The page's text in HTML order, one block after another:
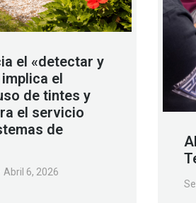
el «detectar y
el
de tintes y
el servicio
de
Abril 6, 2026